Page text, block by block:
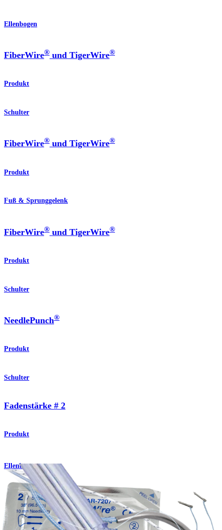
Ellenbogen
FiberWire® und TigerWire®
Produkt
Schulter
FiberWire® und TigerWire®
Produkt
Fuß & Sprunggelenk
FiberWire® und TigerWire®
Produkt
Schulter
NeedlePunch®
Produkt
Schulter
Fadenstärke # 2
Produkt
Ellenbogen
NeedlePunch®II
Produkt